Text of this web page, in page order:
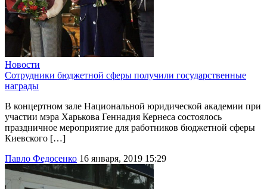
Новости
Сотрудники бюджетной сферы получили государственные
награды
В концертном зале Национальной юридической академии при
участии мэра Харькова Геннадия Кернеса состоялось
праздничное мероприятие для работников бюджетной сферы
Киевского […]
Павло Федосенко 16 января, 2019 15:29